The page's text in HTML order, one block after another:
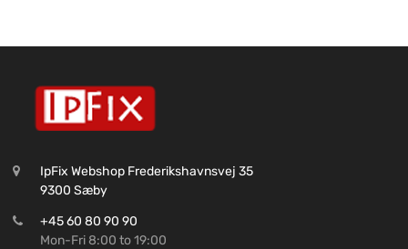
IpFix Webshop Frederikshavnsvej 35
9300 Sæby
+45 60 80 90 90
Mon-Fri 8:00 to 19:00